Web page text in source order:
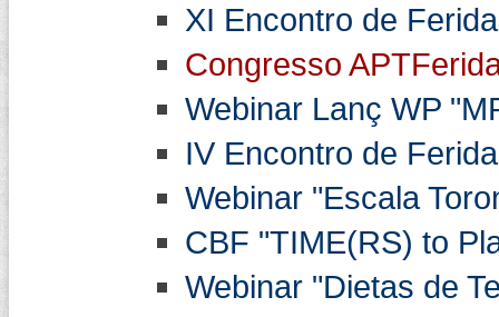
XI Encontro de
Congresso
Webinar Lanç WP
IV Encontro de
Webinar "Escala
CBF "TIME(RS) to
Webinar "Dietas de